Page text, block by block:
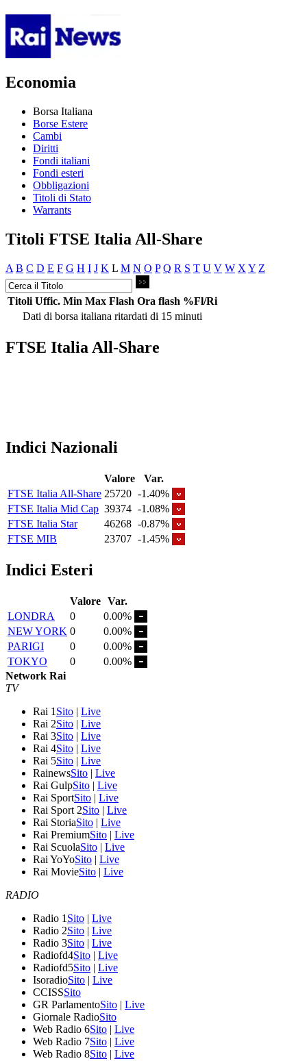
Economia
Borsa Italiana
Borse Estere
Cambi
Diritti
Fondi italiani
Fondi esteri
Obbligazioni
Titoli di Stato
Warrants
Titoli FTSE Italia All-Share
A B C D E F G H I J K L M N O P Q R S T U V W X Y Z
Titoli Uffic. Min Max Flash Ora flash %Fl/Ri
Dati di borsa italiana ritardati di 15 minuti
FTSE Italia All-Share
Indici Nazionali
Valore
Var.
FTSE Italia All-Share 25720 -1.40%
FTSE Italia Mid Cap 39374 -1.08%
FTSE Italia Star
46268 -0.87%
FTSE MIB
23707 -1.45%
Indici Esteri
Valore Var.
LONDRA
0
0.00%
NEW YORK 0
0.00%
PARIGI
0
0.00%
TOKYO
0
0.00%
Network Rai
TV
Rai 1 Sito | Live
Rai 2Sito | Live
Rai 3Sito | Live
Rai 4Sito | Live
Rai 5Sito | Live
RainewsSito | Live
Rai GulpSito | Live
Rai SportSito | Live
Rai Sport 2Sito | Live
Rai StoriaSito | Live
Rai PremiumSito | Live
Rai ScuolaSito | Live
Rai YoYoSito | Live
Rai MovieSito | Live
RADIO
Radio 1 Sito | Live
Radio 2Sito | Live
Radio 3Sito | Live
Radiofd4Sito | Live
Radiofd5Sito | Live
IsoradioSito | Live
CCISSSito
GR ParlamentoSito | Live
Giornale RadioSito
Web Radio 6Sito | Live
Web Radio 7Sito | Live
Web Radio 8Sito | Live